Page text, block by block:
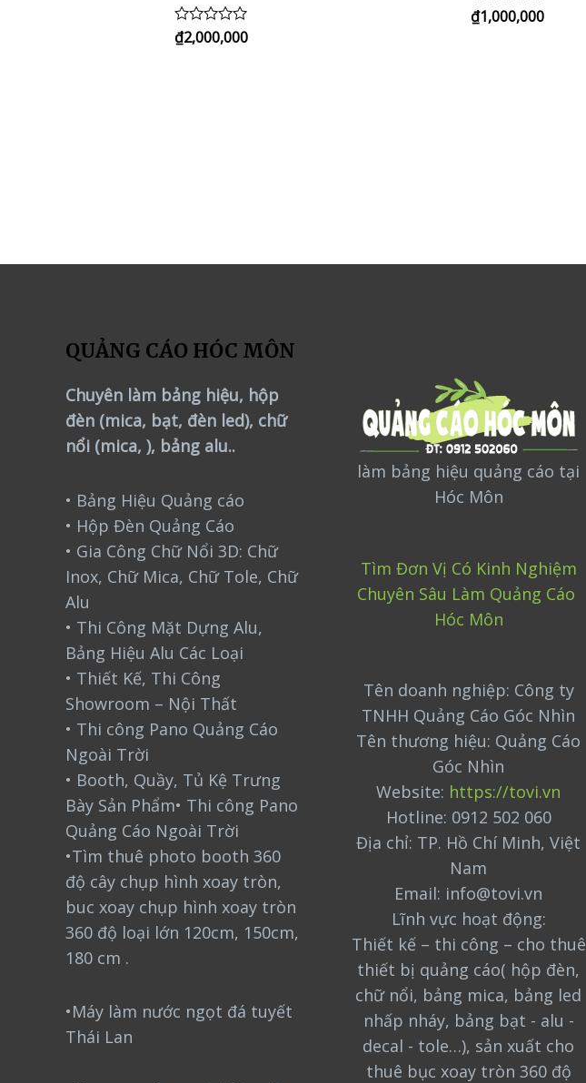
Rated
0
₫2,000,000
Rated
0
₫1,000,000
QUẢNG CÁO HÓC MÔN
Chuyên làm bảng hiệu, hộp
đèn (mica, bạt, đèn led), chữ
nổi (mica, ), bảng alu..
• Bảng Hiệu Quảng cáo
• Hộp Đèn Quảng Cáo
• Gia Công Chữ Nổi 3D: Chữ
Inox, Chữ Mica, Chữ Tole, Chữ
Alu
• Thi Công Mặt Dựng Alu,
Bảng Hiệu Alu Các Loại
• Thiết Kế, Thi Công
Showroom – Nội Thất
• Thi công Pano Quảng Cáo
Ngoài Trời
• Booth, Quầy, Tủ Kệ Trưng
Bày Sản Phẩm• Thi công Pano
Quảng Cáo Ngoài Trời
•Tìm thuê photo booth 360
độ cây chụp hình xoay tròn,
buc xoay chụp hình xoay tròn
360 độ loại lớn 120cm, 150cm,
180 cm .
•Máy làm nước ngọt đá tuyết
Thái Lan
làm bảng hiệu quảng cáo tại
Hóc Môn
Tìm Đơn Vị Có Kinh Nghiệm
Chuyên Sâu Làm Quảng Cáo
Hóc Môn
Tên doanh nghiệp: Công ty
TNHH Quảng Cáo Góc Nhìn
Tên thương hiệu: Quảng Cáo
Góc Nhìn
Website: https://tovi.vn
Hotline: 0912 502 060
Địa chỉ: TP. Hồ Chí Minh, Việt
Nam
Email: info@tovi.vn
Lĩnh vực hoạt động:
Thiết kế – thi công – cho thuê
thiết bị quảng cáo( hộp đèn,
chữ nổi, bảng mica, bảng led
nhấp nháy, bảng bạt - alu -
decal - tole…), sản xuất cho
thuê bục xoay tròn 360 độ